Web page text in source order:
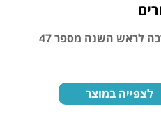
לראש השנה מספר 47
לצפייה במוצר